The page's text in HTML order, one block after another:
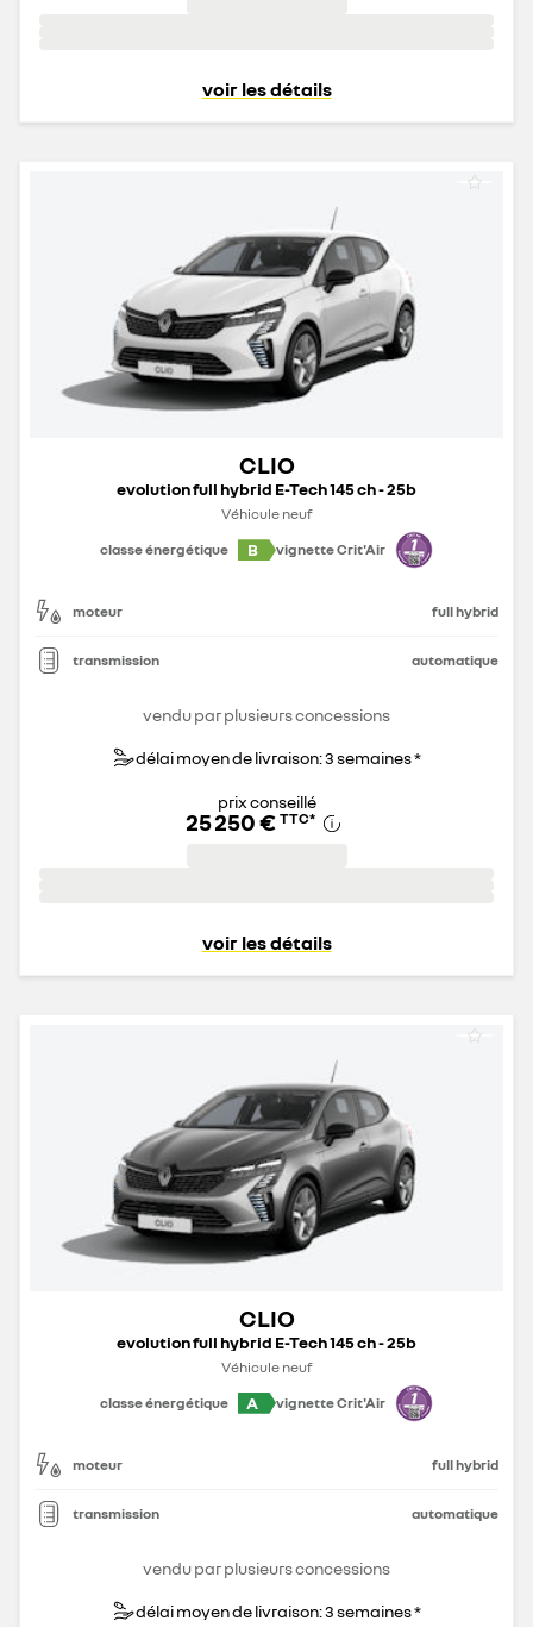
voir les détails
CLIO
evolution full hybrid E-Tech 145 ch - 25b
Véhicule neuf
classe énergétique
B vignette Crit'Air
moteur full hybrid
transmission automatique
vendu par plusieurs concessions
délai moyen de livraison: 3 semaines *
prix conseillé
25 250 € TTC*
voir les détails
CLIO
evolution full hybrid E-Tech 145 ch - 25b
Véhicule neuf
classe énergétique
A vignette Crit'Air
moteur full hybrid
transmission automatique
vendu par plusieurs concessions
délai moyen de livraison: 3 semaines *